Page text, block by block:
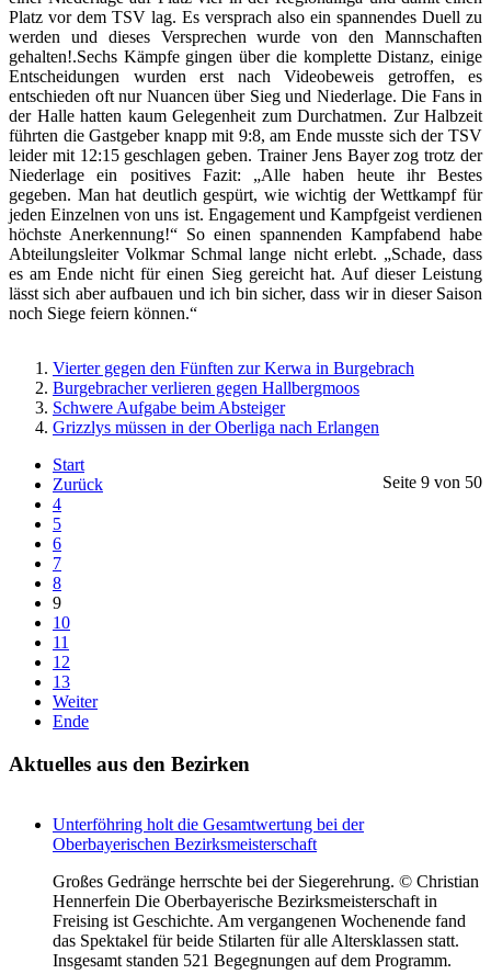
Platz vor dem TSV lag. Es versprach also ein spannendes Duell zu
werden und dieses Versprechen wurde von den Mannschaften
gehalten!.Sechs Kämpfe gingen über die komplette Distanz, einige
Entscheidungen wurden erst nach Videobeweis getroffen, es
entschieden oft nur Nuancen über Sieg und Niederlage. Die Fans in
der Halle hatten kaum Gelegenheit zum Durchatmen. Zur Halbzeit
führten die Gastgeber knapp mit 9:8, am Ende musste sich der TSV
leider mit 12:15 geschlagen geben. Trainer Jens Bayer zog trotz der
Niederlage ein positives Fazit: „Alle haben heute ihr Bestes
gegeben. Man hat deutlich gespürt, wie wichtig der Wettkampf für
jeden Einzelnen von uns ist. Engagement und Kampfgeist verdienen
höchste Anerkennung!“ So einen spannenden Kampfabend habe
Abteilungsleiter Volkmar Schmal lange nicht erlebt. „Schade, dass
es am Ende nicht für einen Sieg gereicht hat. Auf dieser Leistung
lässt sich aber aufbauen und ich bin sicher, dass wir in dieser Saison
noch Siege feiern können.“
Vierter gegen den Fünften zur Kerwa in Burgebrach
Burgebracher verlieren gegen Hallbergmoos
Schwere Aufgabe beim Absteiger
Grizzlys müssen in der Oberliga nach Erlangen
Seite 9 von 50
Start
Zurück
4
5
6
7
8
9
10
11
12
13
Weiter
Ende
Aktuelles aus den Bezirken
Unterföhring holt die Gesamtwertung bei der
Oberbayerischen Bezirksmeisterschaft
Großes Gedränge herrschte bei der Siegerehrung. © Christian
Hennerfein Die Oberbayerische Bezirksmeisterschaft in
Freising ist Geschichte. Am vergangenen Wochenende fand
das Spektakel für beide Stilarten für alle Altersklassen statt.
Insgesamt standen 521 Begegnungen auf dem Programm.